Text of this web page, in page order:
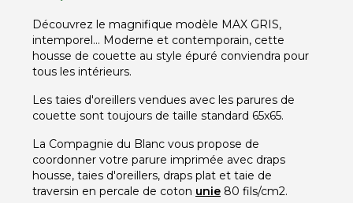
Découvrez le magnifique modèle MAX GRIS,
intemporel... Moderne et contemporain, cette
housse de couette au style épuré conviendra pour
tous les intérieurs.
Les taies d'oreillers vendues avec les parures de
couette sont toujours de taille standard 65x65.
La Compagnie du Blanc vous propose de
coordonner votre parure imprimée avec draps
housse, taies d'oreillers, draps plat et taie de
traversin en percale de coton unie 80 fils/cm2.